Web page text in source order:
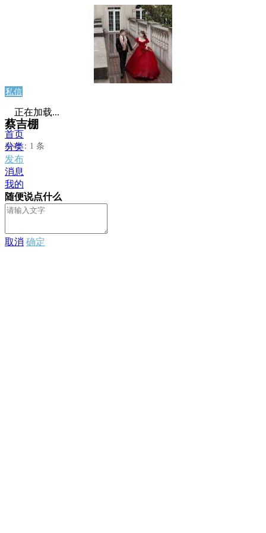
私信
蔡吉棚
发布：1 条
正在加载...
首页
分类
发布
消息
我的
随便说点什么
取消 确定